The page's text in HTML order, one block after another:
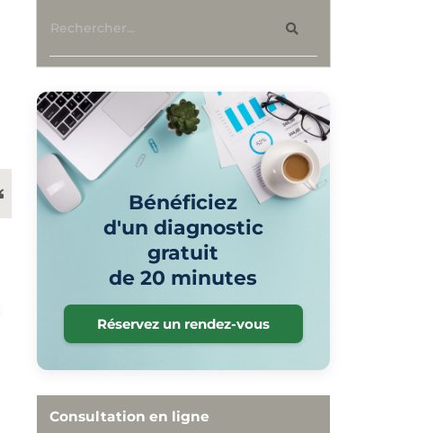
Bénéficiez
d'un diagnostic
gratuit
de 20 minutes
Réservez un rendez-vous
Consultation en ligne